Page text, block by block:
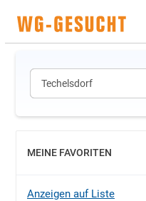
MEINE FAVORITEN
EINBLENDEN
Anzeigen auf Liste